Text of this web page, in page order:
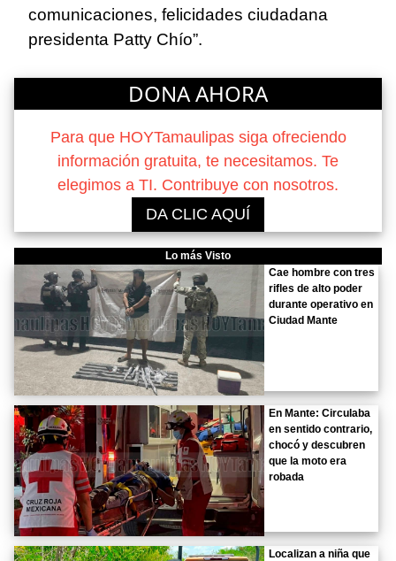
comunicaciones, felicidades ciudadana
presidenta Patty Chío”.
DONA AHORA
Para que HOYTamaulipas siga ofreciendo
información gratuita, te necesitamos. Te
elegimos a TI. Contribuye con nosotros.
DA CLIC AQUÍ
Lo más Visto
Cae hombre con tres
rifles de alto poder
durante operativo en
Ciudad Mante
En Mante: Circulaba
en sentido contrario,
chocó y descubren
que la moto era
robada
Localizan a niña que